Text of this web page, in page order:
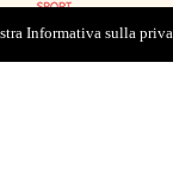
Informativa sulla